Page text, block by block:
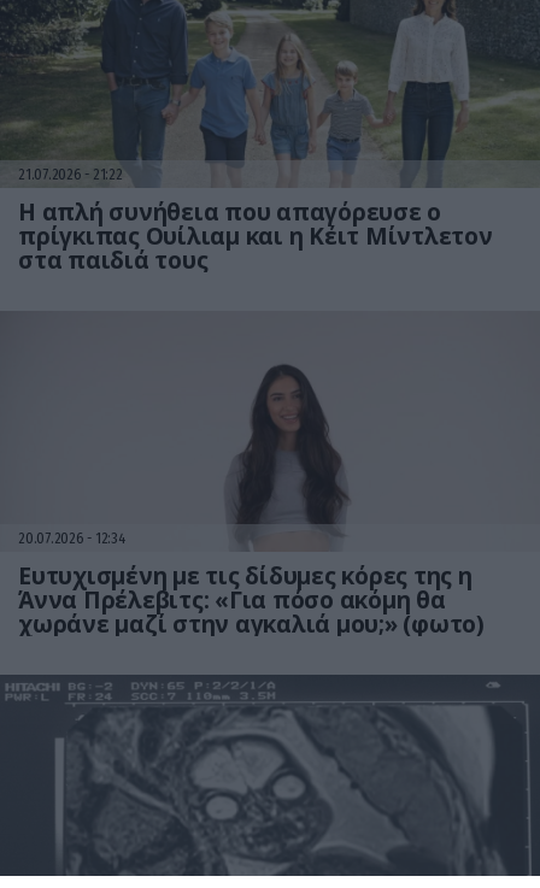
21.07.2026 21:22
Η απλή συνήθεια που απαγόρευσε ο
πρίγκιπας Ουίλιαμ και η Κέιτ Μίντλετον
στα παιδιά τους
20.07.2026 12:34
Ευτυχισμένη με τις δίδυμες κόρες της η
Άννα Πρέλεβιτς: «Για πόσο ακόμη θα
χωράνε μαζί στην αγκαλιά μου;» (φωτο)